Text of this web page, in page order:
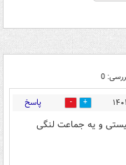
0
5 پاسخ
و یه جماعت لنگی